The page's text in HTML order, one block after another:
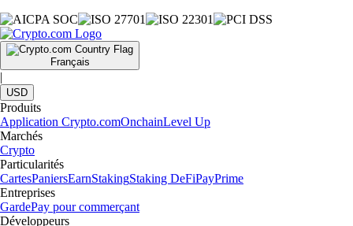
Français
|
USD
Produits
Application Crypto.comOnchainLevel Up
Marchés
Crypto
Particularités
CartesPaniersEarnStakingStaking DeFiPayPrime
Entreprises
GardePay pour commerçant
Développeurs